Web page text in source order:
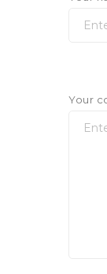
Your